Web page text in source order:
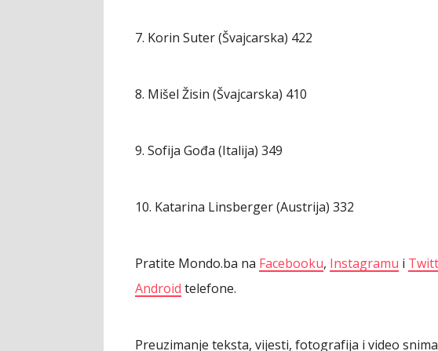
7. Korin Suter (Švajcarska) 422
8. Mišel Žisin (Švajcarska) 410
9. Sofija Gođa (Italija) 349
10. Katarina Linsberger (Austrija) 332
Pratite Mondo.ba na Facebooku, Instagramu i
Android telefone.
Preuzimanje teksta, vijesti, fotografija i video